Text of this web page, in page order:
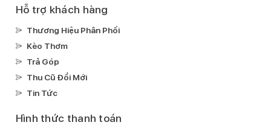
Hỗ trợ khách hàng
Thương Hiệu Phân Phối
Kèo Thơm
Trả Góp
Thu Cũ Đổi Mới
Tin Tức
Hình thức thanh toán